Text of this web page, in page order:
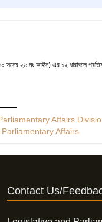
সনের ২৬ নং আইন) এর ১২ ধারাবলে
Affairs
Affairs
Contact Us/